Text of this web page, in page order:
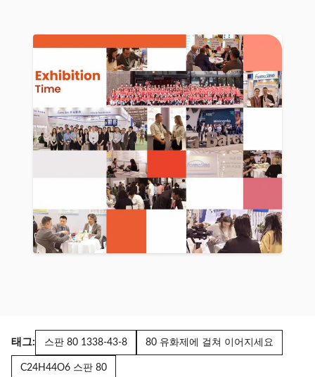
태그: 스판 80 1338-43-8 80 유화제에 걸쳐 이어지세요
C24H44O6 스판 80